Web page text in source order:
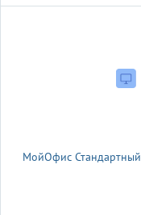
МойОфис